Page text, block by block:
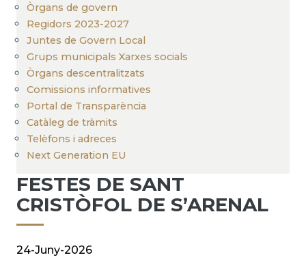
PERFIL
DEL
CONTRACTANT
ANUNCIS
Òrgans de govern
Regidors 2023-2027
Juntes de Govern Local
Grups municipals Xarxes socials
Òrgans descentralitzats
Comissions informatives
Portal de Transparència
Catàleg de tràmits
Telèfons i adreces
Next Generation EU
FESTES DE SANT
CRISTÒFOL DE S’ARENAL
24-Juny-2026